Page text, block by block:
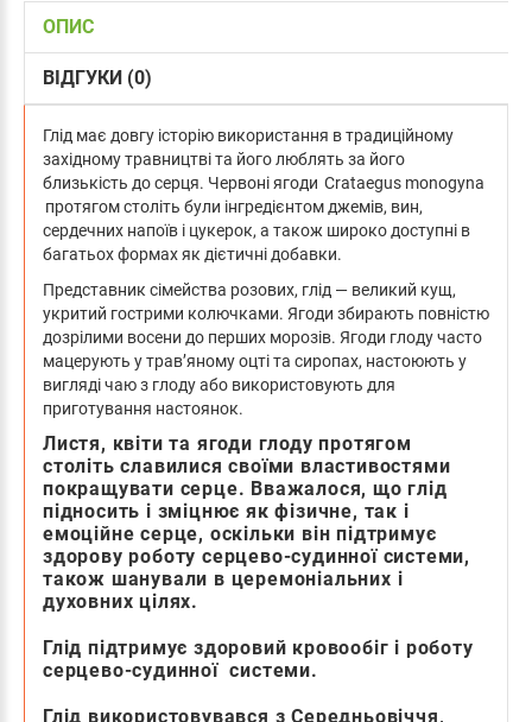
ОПИС
ВІДГУКИ (0)
Глід має довгу історію використання в традиційному
західному травництві та його люблять за його
близькість до серця. Червоні ягоди Crataegus monogyna
протягом століть були інгредієнтом джемів, вин,
сердечних напоїв і цукерок, а також широко доступні в
багатьох формах як дієтичні добавки.
Представник сімейства розових, глід — великий кущ,
укритий гострими колючками. Ягоди збирають повністю
дозрілими восени до перших морозів. Ягоди глоду часто
мацерують у трав’яному оцті та сиропах, настоюють у
вигляді чаю з глоду або використовують для
приготування настоянок.
Листя, квіти та ягоди глоду протягом
століть славилися своїми властивостями
покращувати серце. Вважалося, що глід
підносить і зміцнює як фізичне, так і
емоційне серце, оскільки він підтримує
здорову роботу серцево-судинної системи,
також шанували в церемоніальних і
духовних цілях.
Глід підтримує здоровий кровообіг і роботу
серцево-судинної системи.
Глід використовувався з Середньовіччя,